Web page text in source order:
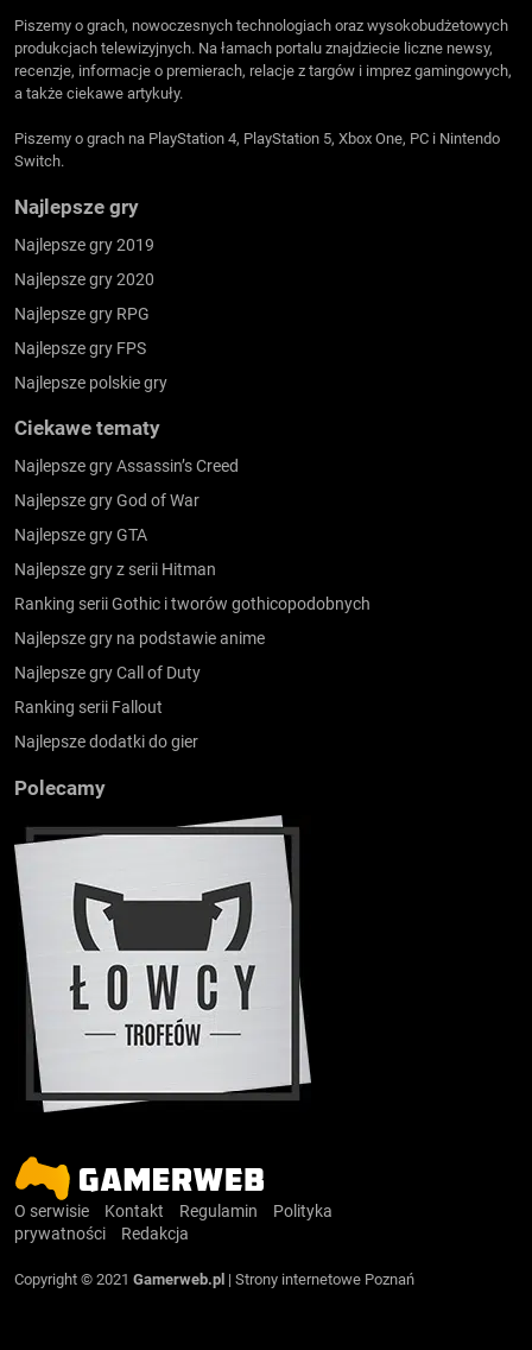
Piszemy o grach, nowoczesnych technologiach oraz wysokobudżetowych
produkcjach telewizyjnych. Na łamach portalu znajdziecie liczne newsy,
recenzje, informacje o premierach, relacje z targów i imprez gamingowych,
a także ciekawe artykuły.
Piszemy o grach na PlayStation 4, PlayStation 5, Xbox One, PC i Nintendo
Switch.
Najlepsze gry
Najlepsze gry 2019
Najlepsze gry 2020
Najlepsze gry RPG
Najlepsze gry FPS
Najlepsze polskie gry
Ciekawe tematy
Najlepsze gry Assassin’s Creed
Najlepsze gry God of War
Najlepsze gry GTA
Najlepsze gry z serii Hitman
Ranking serii Gothic i tworów gothicopodobnych
Najlepsze gry na podstawie anime
Najlepsze gry Call of Duty
Ranking serii Fallout
Najlepsze dodatki do gier
Polecamy
O serwisie Kontakt Regulamin
Polityka
prywatności
Redakcja
Copyright © 2021 Gamerweb.pl | Strony internetowe Poznań